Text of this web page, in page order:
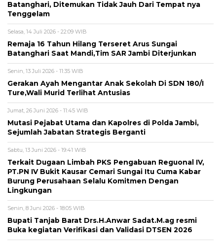
Batanghari, Ditemukan Tidak Jauh Dari Tempat nya
Tenggelam
Selasa, 14 Juli 2026 - 22:09 WIB
Remaja 16 Tahun Hilang Terseret Arus Sungai
Batanghari Saat Mandi,Tim SAR Jambi Diterjunkan
Senin, 13 Juli 2026 - 11:35 WIB
Gerakan Ayah Mengantar Anak Sekolah Di SDN 180/I
Ture,Wali Murid Terlihat Antusias
Jumat, 26 Juni 2026 - 11:45 WIB
Mutasi Pejabat Utama dan Kapolres di Polda Jambi,
Sejumlah Jabatan Strategis Berganti
Sabtu, 13 Juni 2026 - 19:41 WIB
Terkait Dugaan Limbah PKS Pengabuan Reguonal IV,
PT.PN IV Bukit Kausar Cemari Sungai Itu Cuma Kabar
Burung Perusahaan Selalu Komitmen Dengan
Lingkungan
Senin, 8 Juni 2026 - 18:05 WIB
Bupati Tanjab Barat Drs.H.Anwar Sadat.M.ag resmi
Buka kegiatan Verifikasi dan Validasi DTSEN 2026